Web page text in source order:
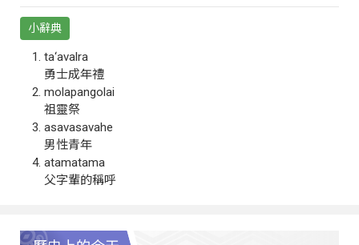
小辭典
ta‘avalra
勇士成年禮
molapangolai
祖靈祭
asavasavahe
男性青年
atamatama
父字輩的稱呼